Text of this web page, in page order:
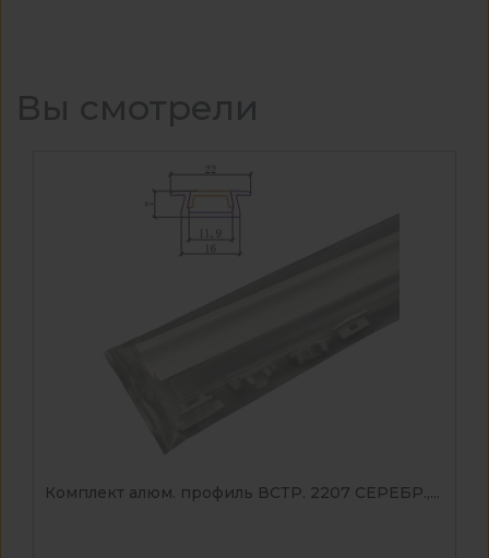
Вы смотрели
Комплект алюм. профиль ВСТР. 2207 СЕРЕБР.,...